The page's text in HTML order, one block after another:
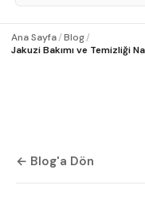
Ana Sayfa/Blog/
Jakuzi Bakımı ve Temizliği
← Blog'a Dön